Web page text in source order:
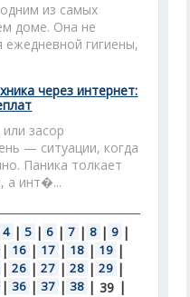
из самых
доме. Она не
гигиены,
через интернет:
засор
— ситуации, когда
Паника толкает
а инт�...
4 | 5 | 6 | 7 | 8 | 9 |
| 16 | 17 | 18 | 19 |
| 26 | 27 | 28 | 29 |
| 36 | 37 | 38 | 39 |